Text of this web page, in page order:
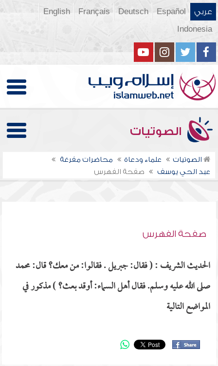
عربي Español
Deutsch
Français
English
Indonesia
الصوتيات
الصوتيات علماء ودعاة
محاضرات مفرغة
عبد الحي يوسف
صفحة الفهرس
صفحة الفهرس
الحديث الشريف : ( فقال: جبريل . فقالوا: من معك؟ قال: محمد
صلى الله عليه وسلم. فقال أهل السماء: أوقد بعث؟ ) مذكور في
المواضع التالية